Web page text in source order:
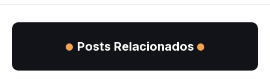
Posts Relacionados